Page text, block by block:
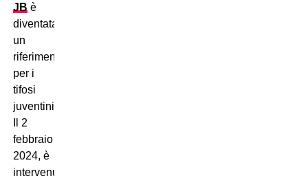
JB è
diventata
un
riferimento
per i
tifosi
juventini.
Il 2
febbraio
2024, è
intervenuta